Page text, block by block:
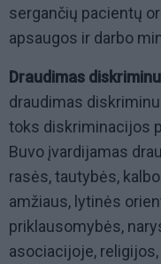
sergančių pacientų
apsaugos ir darbo
Draudimas
draudimas
toks diskriminacijos
Buvo įvardijamas
rasės, tautybės,
amžiaus, lytinės
priklausomybės,
asociacijoje,